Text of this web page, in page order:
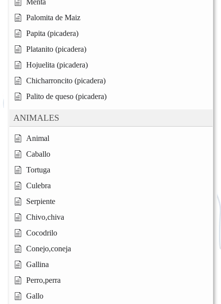
Menta
Palomita de Maiz
Papita (picadera)
Platanito (picadera)
Hojuelita (picadera)
Chicharroncito (picadera)
Palito de queso (picadera)
ANIMALES
Animal
Caballo
Tortuga
Culebra
Serpiente
Chivo,chiva
Cocodrilo
Conejo,coneja
Gallina
Perro,perra
Gallo